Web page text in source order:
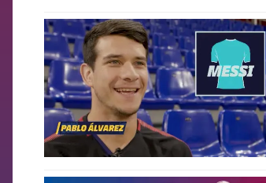
FCB Barcelona badge